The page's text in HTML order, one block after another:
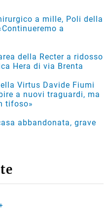
a mille, Poli della
a
della Recter a ridosso
Hera di via Brenta
Virtus Davide Fiumi
a nuovi traguardi, ma
tifoso»
abbandonata, grave